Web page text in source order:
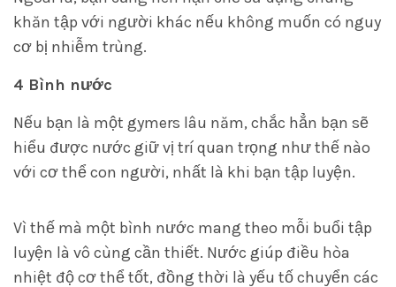
khăn tập với người khác nếu không muốn có nguy
cơ bị nhiễm trùng.
4 Bình nước
Nếu bạn là một gymers lâu năm, chắc hẳn bạn sẽ
hiểu được nước giữ vị trí quan trọng như thế nào
với cơ thể con người, nhất là khi bạn tập luyện.
Vì thế mà một bình nước mang theo mỗi buổi tập
luyện là vô cùng cần thiết. Nước giúp điều hòa
nhiệt độ cơ thể tốt, đồng thời là yếu tố chuyển các